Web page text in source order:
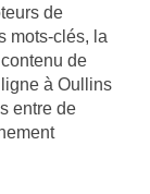
de
mots-clés, la
de
à Oullins
entre de